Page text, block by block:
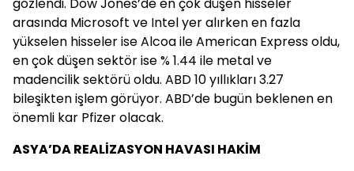
arasında Microsoft ve Intel yer alırken en fazla
yükselen hisseler ise Alcoa ile American Express oldu,
en çok düşen sektör ise % 1.44 ile metal ve
madencilik sektörü oldu. ABD 10 yıllıkları 3.27
bileşikten işlem görüyor. ABD’de bugün beklenen en
önemli kar Pfizer olacak.
ASYA’DA REALİZASYON HAVASI HAKİM